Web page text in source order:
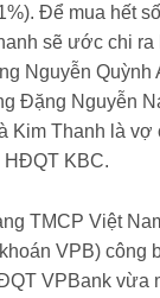
Để mua hết
sẽ ước chi ra
Nguyễn Quỳnh
Đặng Nguyễn
Kim Thanh là
HĐQT KBC.
TMCP Việt
VPB) công
VPBank vừa